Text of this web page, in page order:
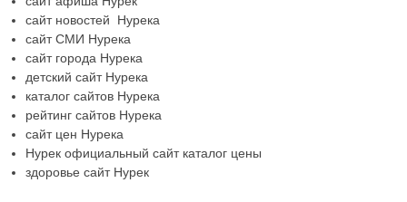
сайт новостей Нурека
сайт СМИ Нурека
сайт города Нурека
детский сайт Нурека
каталог сайтов Нурека
рейтинг сайтов Нурека
сайт цен Нурека
Нурек официальный сайт каталог цены
здоровье сайт Нурек